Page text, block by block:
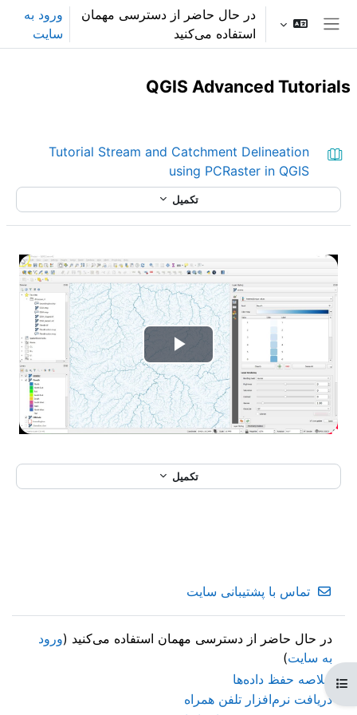
پرش به محتوای اصلیدر حال حاضر از دسترسی مهمان
استفاده می‌کنید
ورود به
سایت
باز کردن فهرست درس
QGIS Advanced Tutorials
Tutorial Stream and Catchment Delineation
using PCRaster in QGIS
تکمیل
تکمیل
پ
خ
ش
و
و
تماس با پشتیبانی سایت
در حال حاضر از دسترسی مهمان استفاده می‌کنید (ورود
به سایت)
خلاصه حفظ داده‌ها
دریافت نرم‌افزار تلفن همراه